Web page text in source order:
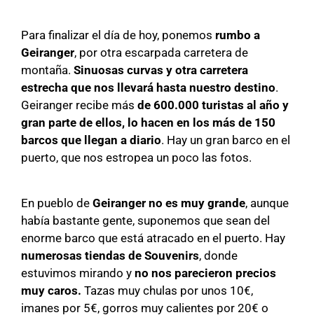
Para finalizar el día de hoy, ponemos rumbo a
Geiranger, por otra escarpada carretera de
montaña. Sinuosas curvas y otra carretera
estrecha que nos llevará hasta nuestro destino.
Geiranger recibe más de 600.000 turistas al año y
gran parte de ellos, lo hacen en los más de 150
barcos que llegan a diario. Hay un gran barco en el
puerto, que nos estropea un poco las fotos.
En pueblo de Geiranger no es muy grande, aunque
había bastante gente, suponemos que sean del
enorme barco que está atracado en el puerto. Hay
numerosas tiendas de Souvenirs, donde
estuvimos mirando y no nos parecieron precios
muy caros. Tazas muy chulas por unos 10€,
imanes por 5€, gorros muy calientes por 20€ o